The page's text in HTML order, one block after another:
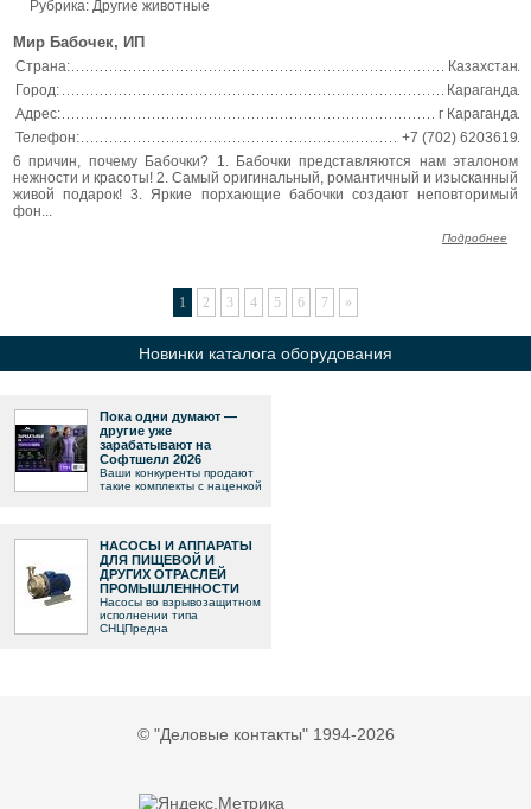
Рубрика: Другие животные
Мир Бабочек, ИП
Страна:
Казахстан
Город:
Караганда
Адрес:
г Караганда
Телефон:
+7 (702) 6203619
6 причин, почему Бабочки? 1. Бабочки представляются нам эталоном
нежности и красоты! 2. Самый оригинальный, романтичный и изысканный
живой подарок! 3. Яркие порхающие бабочки создают неповторимый
фон...
Подробнее
1 2 3 4 5 6 7 »
Новинки каталога оборудования
Пока одни думают —
другие уже
зарабатывают на
Софтшелл 2026
Ваши конкуренты продают
такие комплекты с наценкой
НАСОСЫ И АППАРАТЫ
ДЛЯ ПИЩЕВОЙ И
ДРУГИХ ОТРАСЛЕЙ
ПРОМЫШЛЕННОСТИ
Насосы во взрывозащитном
исполнении типа
СНЦПредна
© "Деловые контакты" 1994-2026